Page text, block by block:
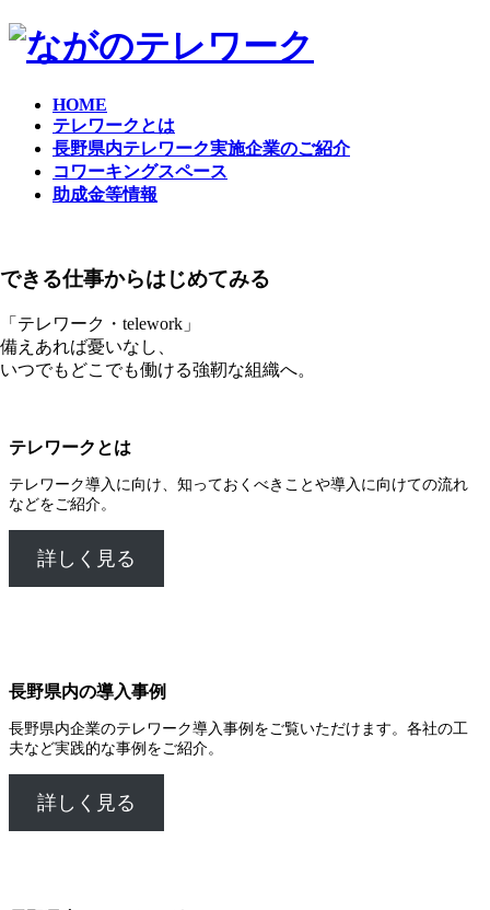
コ
ナ
HOME
テレワークとは
長野県内テレワーク実施企業のご紹介
コワーキングスペース
助成金等情報
できる仕事からはじめてみる
「テレワーク・telework」
備えあれば憂いなし、
いつでもどこでも働ける強靭な組織へ。
テレワークとは
テレワーク導入に向け、知っておくべきことや導入に向けての流れ
などをご紹介。
詳しく見る
長野県内の導入事例
長野県内企業のテレワーク導入事例をご覧いただけます。各社の工
夫など実践的な事例をご紹介。
詳しく見る